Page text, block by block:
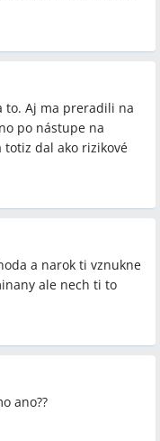
to. Aj ma preradili na
po nástupe na
dal ako rizikové
a narok ti vznukne
ale nech ti to
ano??